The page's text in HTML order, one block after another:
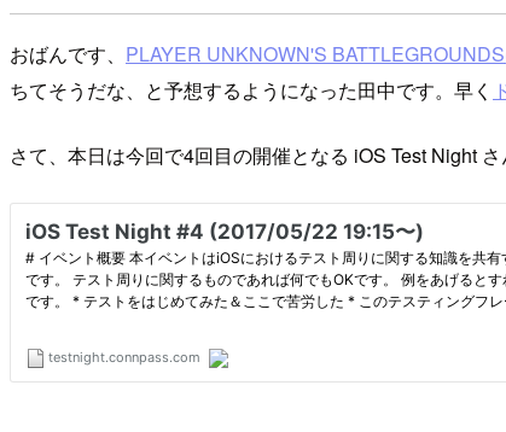
おばんです、 PLAYER UNKNOWN'S
ちてそうだな、と予想するようになった田中です。早く
さて、本日は今回で4回目の開催となる iOS Test Night